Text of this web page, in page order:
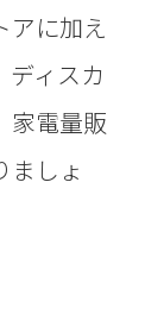
アに加え
ィスカ
家電量販
ましょ